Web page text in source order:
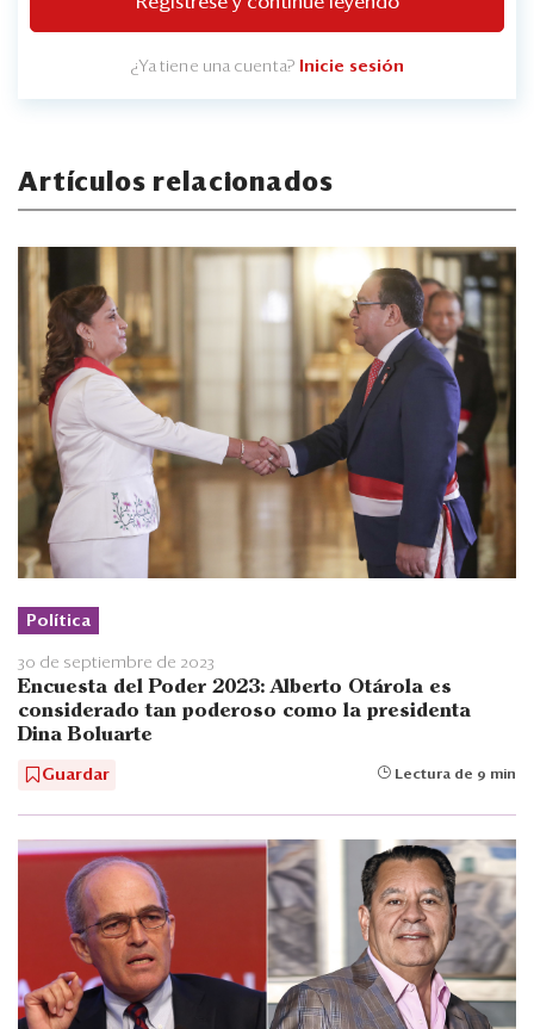
¿Ya tiene una cuenta? Inicie sesión
Artículos relacionados
Política
30 de septiembre de 2023
Encuesta del Poder 2023: Alberto Otárola es
considerado tan poderoso como la presidenta
Dina Boluarte
Guardar Lectura de 9 min